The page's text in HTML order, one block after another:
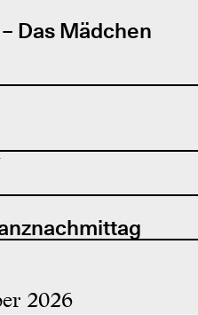
Das Mädchen
2026